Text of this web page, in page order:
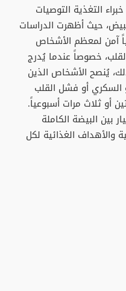
التغذية التوصيات
حيث أظهرت الدراسات
آمن لمعظم الأشخاص
خصوصاً عندما يُدرج
يُنصح الأشخاص الذين
السكري أو فشل القلب
أو ثلاث مرات أسبوعياً.
بين البيضة الكاملة
والأهداف الغذائية لكل